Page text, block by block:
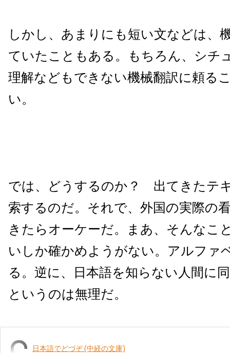
しかし、あまりにも短い文などは、
ていたこともある。もちろん、シチ
理解などもできない機械翻訳に頼る
い。
では、どうするのか？ 出てきたテ
索するのだ。それで、外国の実際の
きたらオーケーだ。まあ、そんなこ
いしか確かめようがない。アルファ
る。逆に、日本語を知らない人間に
というのは無理だ。
日本語でどづぞ (中経の文庫)